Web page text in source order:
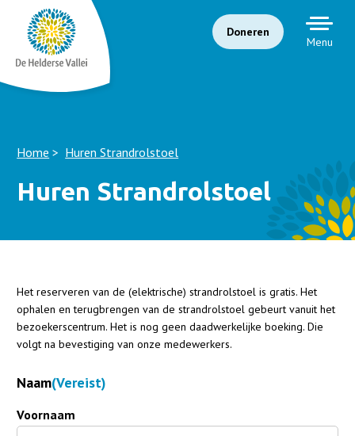
Doneren
Menu
Home Huren Strandrolstoel
Huren Strandrolstoel
Het reserveren van de (elektrische) strandrolstoel is gratis. Het
ophalen en terugbrengen van de strandrolstoel gebeurt vanuit het
bezoekerscentrum. Het is nog geen daadwerkelijke boeking. Die
volgt na bevestiging van onze medewerkers.
Naam(Vereist)
Voornaam